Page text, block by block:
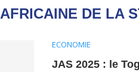
DE LA
ECONOMIE
JAS 2025 : le